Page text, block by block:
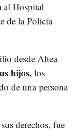
al Hospital
de la Policía
desde Altea
hijos,los
de una persona
derechos, fue